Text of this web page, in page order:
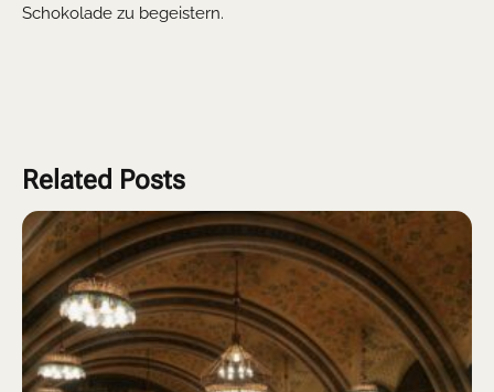
Schokolade zu begeistern.
Related Posts